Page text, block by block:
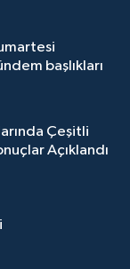
başlıkları
Çeşitli
Açıklandı